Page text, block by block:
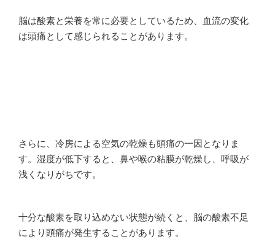
脳は酸素と栄養を常に必要としているため、血流の変化
は頭痛として感じられることがあります。
さらに、冷房による空気の乾燥も頭痛の一因となりま
す。湿度が低下すると、鼻や喉の粘膜が乾燥し、呼吸が
浅くなりがちです。
十分な酸素を取り込めない状態が続くと、脳の酸素不足
により頭痛が発生することがあります。